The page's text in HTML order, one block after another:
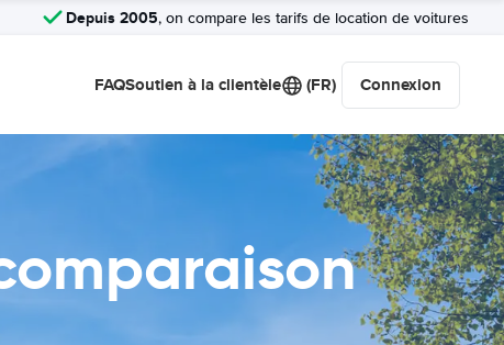
Depuis 2005, on compare les tarifs de location de voitures
FAQSoutien à la clientèle (FR) Connexion